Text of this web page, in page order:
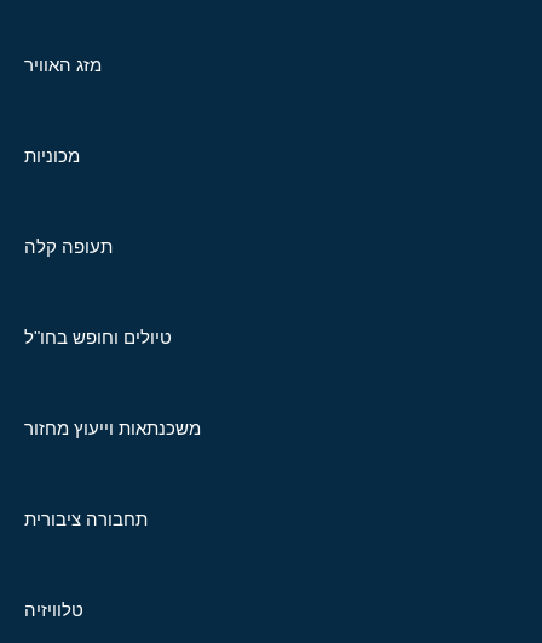
מזג האוויר
מכוניות
תעופה קלה
טיולים וחופש בחו"ל
משכנתאות וייעוץ מחזור
תחבורה ציבורית
טלוויזיה